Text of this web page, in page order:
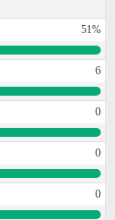
51%
6
0
0
0